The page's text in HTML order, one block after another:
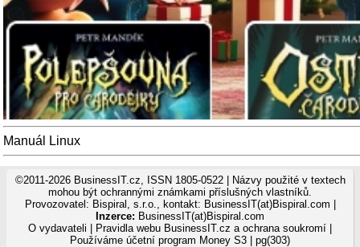
Manuál Linux
©2011-2026 BusinessIT.cz, ISSN 1805-0522 | Názvy použité v textech
mohou být ochrannými známkami příslušných vlastníků.
Provozovatel: Bispiral, s.r.o., kontakt: BusinessIT(at)Bispiral.com |
Inzerce: BusinessIT(at)Bispiral.com
O vydavateli
Pravidla webu BusinessIT.cz a ochrana soukromí
Používáme účetní program Money S3 | pg(303)